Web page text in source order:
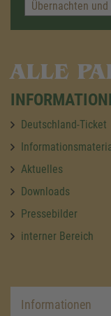
ALLE
Deutschland-Ticket
Aktuelles
Downloads
Pressebilder
interner Bereich
Informationen